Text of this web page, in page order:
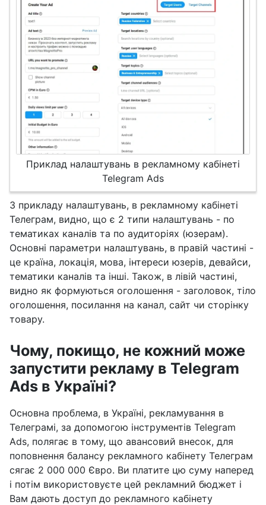
Приклад налаштувань в рекламному кабінеті
Telegram Ads
З прикладу налаштувань, в рекламному кабінеті
Телеграм, видно, що є 2 типи налаштувань - по
тематиках каналів та по аудиторіях (юзерам).
Основні параметри налаштувань, в правій частині -
це країна, локація, мова, інтереси юзерів, девайси,
тематики каналів та інші. Також, в лівій частині,
видно як формуються оголошення - заголовок, тіло
оголошення, посилання на канал, сайт чи сторінку
товару.
Чому, покищо, не кожний може
запустити рекламу в Telegram
Ads в Україні?
Основна проблема, в Україні, рекламування в
Телеграмі, за допомогою інструментів Telegram
Ads, полягає в тому, що авансовий внесок, для
поповнення балансу рекламного кабінету Телеграм
сягає 2 000 000 Євро. Ви платите цю суму наперед
і потім використовуєте цей рекламний бюджет і
Вам дають доступ до рекламного кабінету